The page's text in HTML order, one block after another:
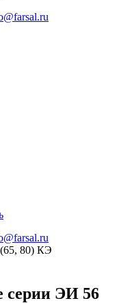
80) КЭ
серии ЭИ 56